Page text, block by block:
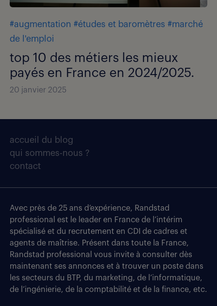
#augmentation #études et baromètres #marché
de l'emploi
top 10 des métiers les mieux
payés en France en 2024/2025.
20 janvier 2025
accueil du blog
qui sommes-nous ?
contact
Avec près de 25 ans d’expérience, Randstad
professional est le leader en France de l’intérim
spécialisé et du recrutement en CDI de cadres et
agents de maîtrise. Présent dans toute la France,
Randstad professional vous invite à consulter dès
maintenant ses annonces et à trouver un poste dans
les secteurs du BTP, du marketing, de l’informatique,
de l’ingénierie, de la comptabilité et de la finance, etc.